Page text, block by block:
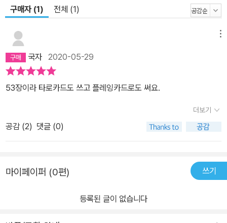
구매자 (1) 전체 (1)
국자 2020-05-29
53장이라 타로카드도 쓰고 플레잉카드로도 써요.
더보기
공감 (2) 댓글 (0)
마이페이퍼 (0편) 쓰기
등록된 글이 없습니다